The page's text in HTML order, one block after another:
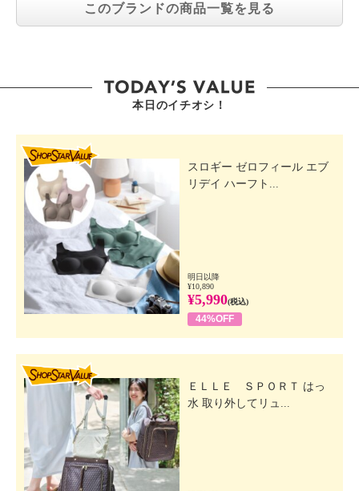
このブランドの商品一覧を見る
本日のイチオシ！
スロギー ゼロフィール エブ
リデイ ハーフト...
明日以降
¥10,890
¥5,990(税込)
44%OFF
ＥＬＬＥ ＳＰＯＲＴ はっ
水 取り外してリュ...